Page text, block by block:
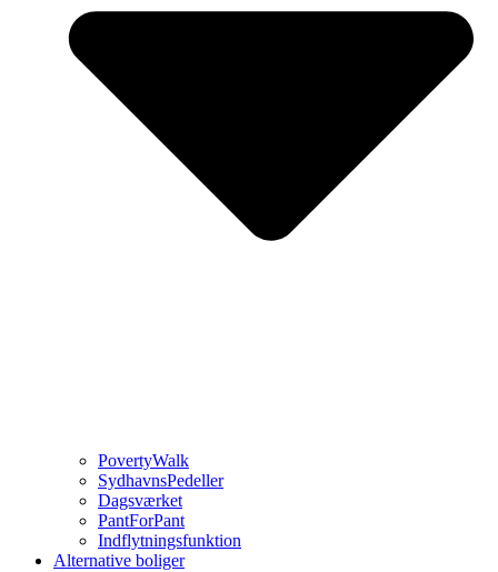
PovertyWalk
SydhavnsPedeller
Dagsværket
PantForPant
Indflytningsfunktion
Alternative boliger